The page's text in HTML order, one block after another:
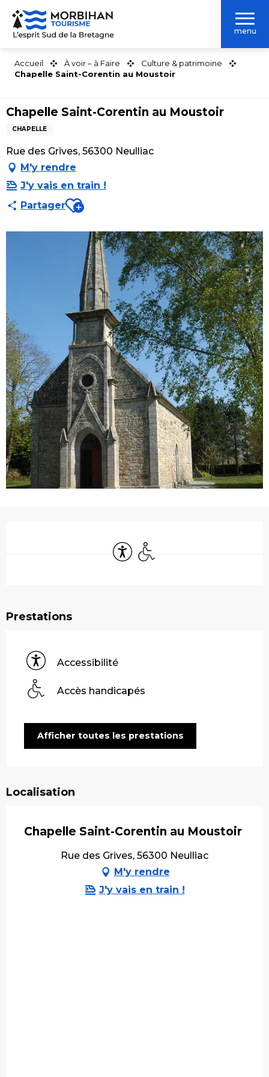
Aller
contenu
menu
Accueil À voir – à Faire
Culture & patrimoine
Chapelle Saint-Corentin au Moustoir
Chapelle Saint-Corentin au Moustoir
CHAPELLE
Rue des Grives, 56300 Neulliac
M'y rendre
J'y vais en train !
PartagerAjouter aux favoris
AccessibilitéAccès handicapés
Prestations
Accessibilité
Accès handicapés
Afficher toutes les prestations
Localisation
Chapelle Saint-Corentin au Moustoir
Rue des Grives, 56300 Neulliac
M'y rendre
J'y vais en train !